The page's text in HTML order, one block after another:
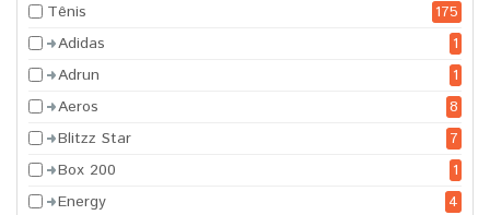
Tênis
175
Adidas
1
Adrun
1
Aeros
8
Blitzz Star
7
Box 200
1
Energy
4